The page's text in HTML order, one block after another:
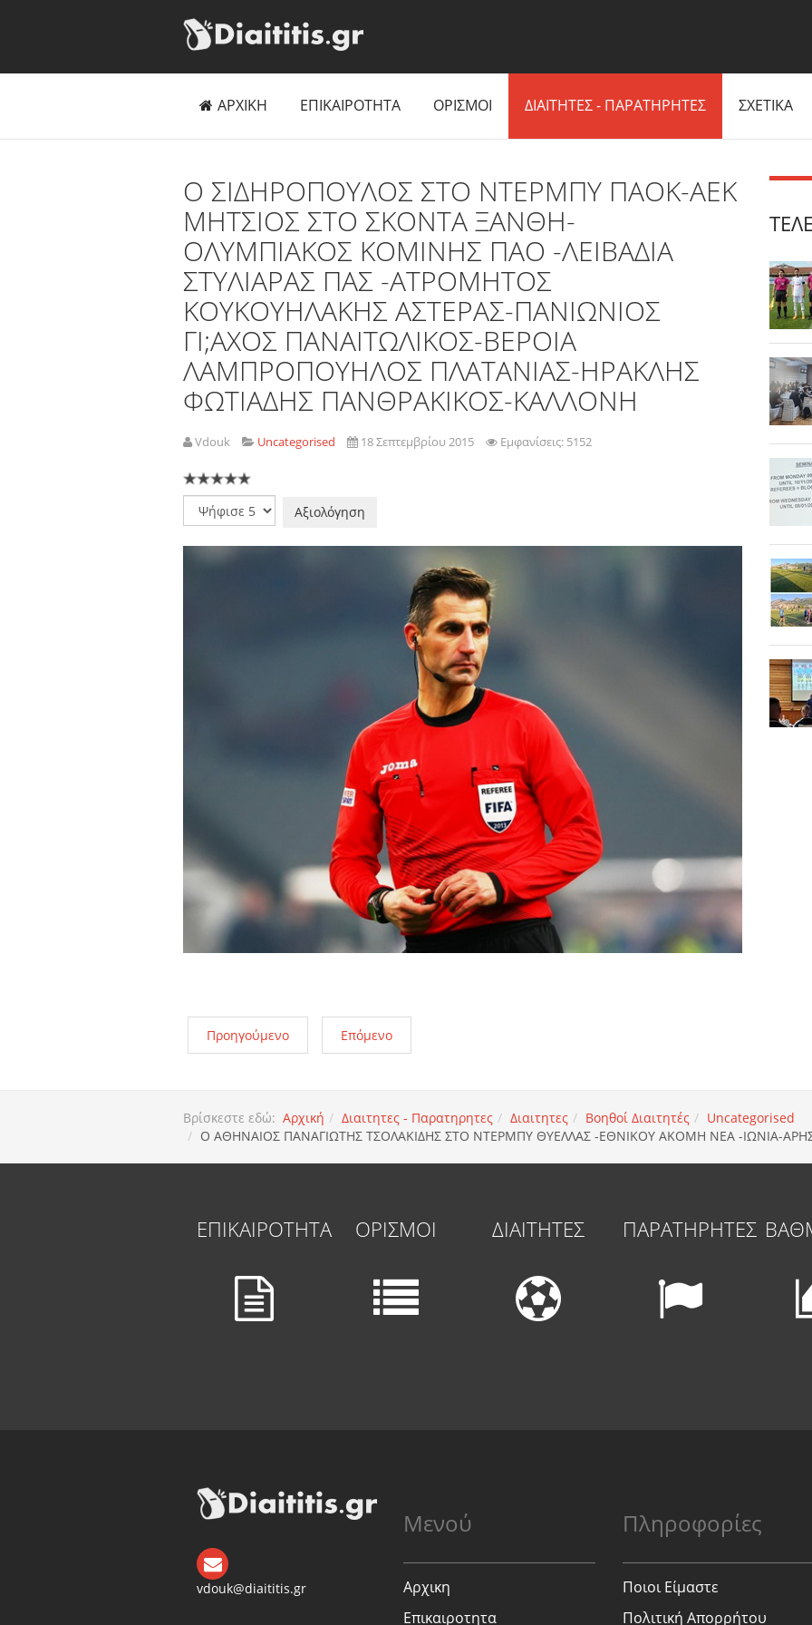
ΑΡΧΙΚΗ ΕΠΙΚΑΙΡΟΤΗΤΑ ΟΡΙΣΜΟΙ ΔΙΑΙΤΗΤΕΣ - ΠΑΡΑΤΗΡΗΤΕΣ ΣΧΕΤΙΚΑ
O ΣΙΔΗΡΟΠΟΥΛΟΣ ΣΤΟ ΝΤΕΡΜΠΥ ΠΑΟΚ-ΑΕΚ
ΜΗΤΣΙΟΣ ΣΤΟ ΣΚΟΝΤΑ ΞΑΝΘΗ-
ΟΛΥΜΠΙΑΚΟΣ ΚΟΜΙΝΗΣ ΠΑΟ -ΛΕΙΒΑΔΙΑ
ΣΤΥΛΙΑΡΑΣ ΠΑΣ -ΑΤΡΟΜΗΤΟΣ
ΚΟΥΚΟΥΗΛΑΚΗΣ ΑΣΤΕΡΑΣ-ΠΑΝΙΩΝΙΟΣ
ΓΙ;ΑΧΟΣ ΠΑΝΑΙΤΩΛΙΚΟΣ-ΒΕΡΟΙΑ
ΛΑΜΠΡΟΠΟΥΗΛΟΣ ΠΛΑΤΑΝΙΑΣ-ΗΡΑΚΛΗΣ
ΦΩΤΙΑΔΗΣ ΠΑΝΘΡΑΚΙΚΟΣ-ΚΑΛΛΟΝΗ
Vdouk Uncategorised 18 Σεπτεμβρίου 2015 Εμφανίσεις: 5152
Παρακαλώ
αξιολογήστε
Προηγούμενο Επόμενο
Βρίσκεστε εδώ: Αρχική Διαιτητες - Παρατηρητες Διαιτητες Βοηθοί Διαιτητές
Uncategorised
Ο ΑΘΗΝΑΙΟΣ ΠΑΝΑΓΙΩΤΗΣ ΤΣΟΛΑΚΙΔΗΣ ΣΤΟ ΝΤΕΡΜΠΥ ΘΥΕΛΛΑΣ -ΕΘΝΙΚΟΥ ΑΚΟΜΗ ΝΕΑ -ΙΩΝΙΑ-
ΕΠΙΚΑΙΡΟΤΗΤΑ ΟΡΙΣΜΟΙ ΔΙΑΙΤΗΤΕΣ ΠΑΡΑΤΗΡΗΤΕΣ
vdouk@diaititis.gr
Μενού
Αρχικη
Επικαιροτητα
Πληροφορίες
Ποιοι Είμαστε
Πολιτική Απορρήτου